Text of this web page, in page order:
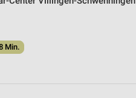
Min.